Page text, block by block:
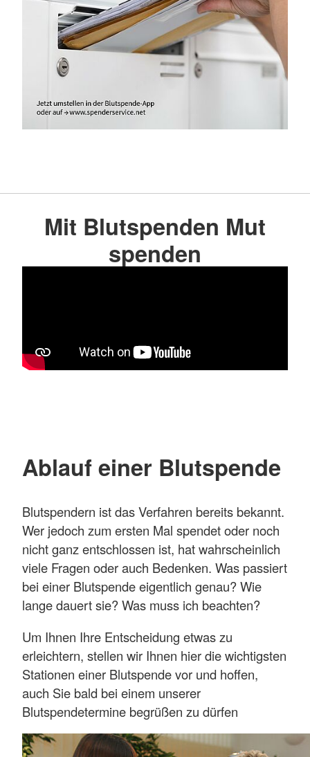
Mit Blutspenden Mut
spenden
Ablauf einer Blutspende
Blutspendern ist das Verfahren bereits bekannt.
Wer jedoch zum ersten Mal spendet oder noch
nicht ganz entschlossen ist, hat wahrscheinlich
viele Fragen oder auch Bedenken. Was passiert
bei einer Blutspende eigentlich genau? Wie
lange dauert sie? Was muss ich beachten?
Um Ihnen Ihre Entscheidung etwas zu
erleichtern, stellen wir Ihnen hier die wichtigsten
Stationen einer Blutspende vor und hoffen,
auch Sie bald bei einem unserer
Blutspendetermine begrüßen zu dürfen